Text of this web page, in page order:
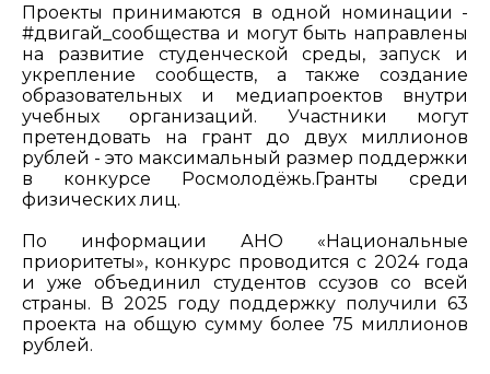
Проекты принимаются в одной номинации -
#двигай_сообщества и могут быть направлены
на развитие студенческой среды, запуск и
укрепление сообществ, а также создание
образовательных и медиапроектов внутри
учебных организаций. Участники могут
претендовать на грант до двух миллионов
рублей - это максимальный размер поддержки
в конкурсе Росмолодёжь.Гранты среди
физических лиц.
По информации АНО «Национальные
приоритеты», конкурс проводится с 2024 года
и уже объединил студентов ссузов со всей
страны. В 2025 году поддержку получили 63
проекта на общую сумму более 75 миллионов
рублей.